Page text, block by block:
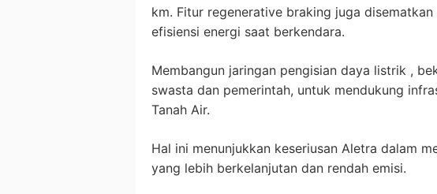
km. Fitur regenerative braking juga
efisiensi energi saat berkendara.
Membangun jaringan pengisian daya listrik ,
swasta dan pemerintah, untuk mendukung
Tanah Air.
Hal ini menunjukkan keseriusan Aletra dalam
yang lebih berkelanjutan dan rendah emisi.